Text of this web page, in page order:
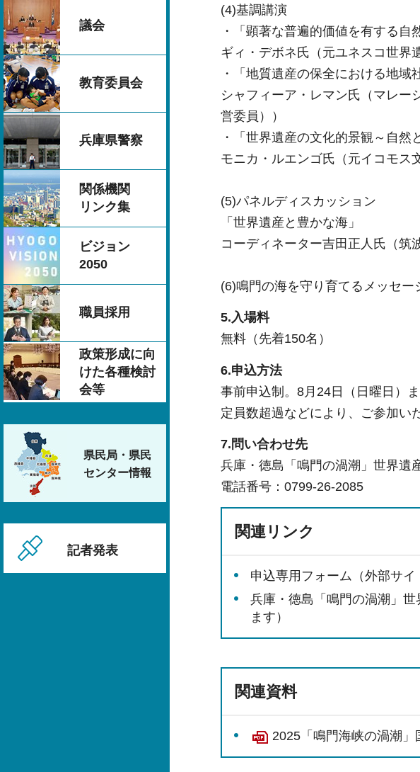
議会
教育委員会
兵庫県警察
関係機関
リンク集
ビジョン
2050
職員採用
政策形成に向
けた各種検討
会等
県民局・県民
センター情報
記者発表
(4)基調講演
・「顕著な普遍的価値を有する自
ギィ・デボネ氏（元ユネスコ世界
・「地質遺産の保全における地域
シャフィーア・レマン氏（マレー
営委員））
・「世界遺産の文化的景観～自然
モニカ・ルエンゴ氏（元イコモス
(5)パネルディスカッション
「世界遺産と豊かな海」
コーディネーター吉田正人氏（筑
(6)鳴門の海を守り育てるメッセー
5.入場料
無料（先着150名）
6.申込方法
事前申込制。8月24日（日曜日）
定員数超過などにより、ご参加い
7.問い合わせ先
兵庫・徳島「鳴門の渦潮」世界遺
電話番号：0799-26-2085
関連リンク
申込専用フォーム（外部サイ
兵庫・徳島「鳴門の渦潮」
ます）
関連資料
2025「鳴門海峡の渦潮」